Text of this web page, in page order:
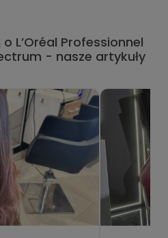
L’Oréal Professionnel
- nasze artykuły